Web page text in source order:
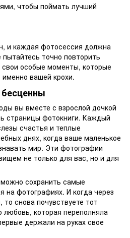
чтобы поймать лучший
и каждая фотосессия должна
точно повторить
особые моменты, которые
именно вашей крохи.
вы вместе с взрослой дочкой
страницы фотокниги. Каждый
счастья и теплые
днях, когда ваше маленькое
мир. Эти фотографии
не только для вас, но и для
сохранить самые
на фотографиях. И когда через
снова почувствуете тот
любовь, которая переполняла
держали на руках свое